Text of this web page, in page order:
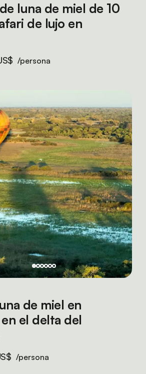
luna de miel de 10
de lujo en
/persona
de miel en
el delta del
/persona